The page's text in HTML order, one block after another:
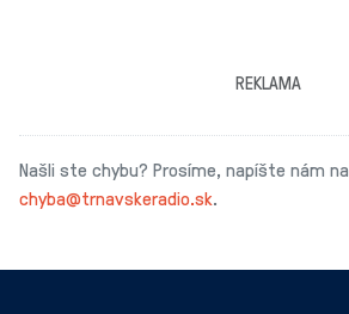
REKLAMA
Našli ste chybu? Prosíme, napíšte nám na
chyba@trnavskeradio.sk.